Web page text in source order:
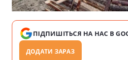
ПІДПИШІТЬСЯ НА НАС В
ДОДАТИ ЗАРАЗ